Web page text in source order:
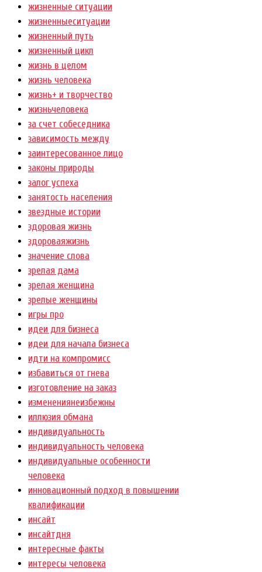
жизненные ситуации
жизненныеситуации
жизненный путь
жизненный цикл
жизнь в целом
жизнь человека
жизнь+ и творчество
жизньчеловека
за счет собеседника
зависимость между
заинтересованное лицо
законы природы
залог успеха
занятость населения
звездные истории
здоровая жизнь
здороваяжизнь
значение слова
зрелая дама
зрелая женщина
зрелые женщины
игры про
идеи для бизнеса
идеи для начала бизнеса
идти на компромисс
избавиться от гнева
изготовление на заказ
изменениянеизбежны
иллюзия обмана
индивидуальность
индивидуальность человека
индивидуальные особенности
человека
инновационный подход в повышении
квалификации
инсайт
инсайтдня
интересные факты
интересы человека